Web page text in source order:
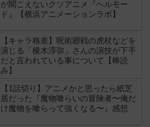
が聞こえないクソアニメ『ヘルモー
ド』【横浜アニメーションラボ】
【キャラ格差】呪術廻戦の虎杖などを
演じる「榎木淳弥」さんの演技が下手
だと言われている事について【棒読
み】
【1話切り】アニメかと思ったら紙芝
居だった『魔物喰らいの冒険者〜俺だ
け魔物を喰らって強くなる〜』感想